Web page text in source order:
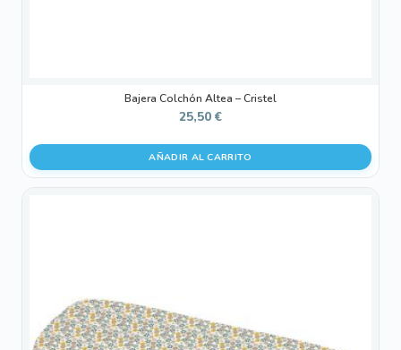
Bajera Colchón Altea – Cristel
25,50 €
AÑADIR AL CARRITO